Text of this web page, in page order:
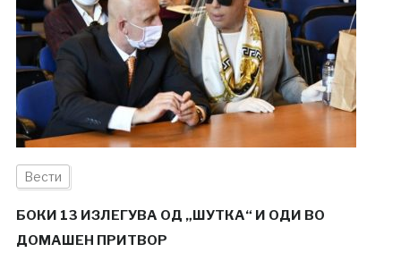
Вести
БОКИ 13 ИЗЛЕГУВА ОД „ШУТКА“ И ОДИ ВО
ДОМАШЕН ПРИТВОР